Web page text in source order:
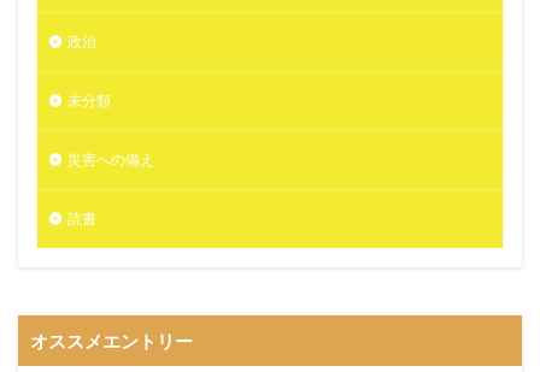
政治
未分類
災害への備え
読書
オススメエントリー